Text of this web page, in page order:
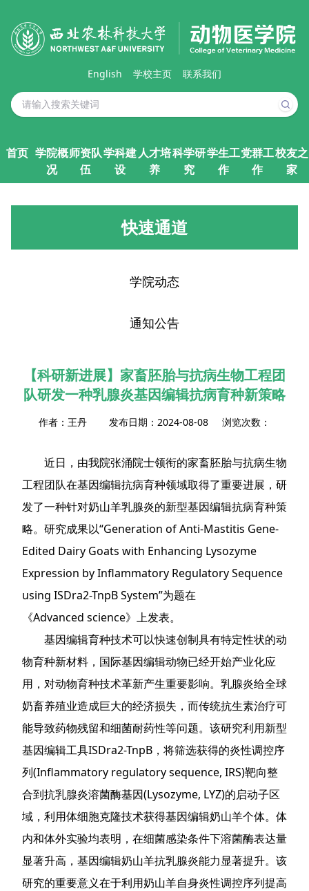
English 学校主页 联系我们
首页 学院概
况
师资队
伍
学科建
设
人才培
养
科学研
究
学生工
作
党群工
作
校友之
家
快速通道
学院动态
通知公告
【科研新进展】家畜胚胎与抗病生物工程团
队研发一种乳腺炎基因编辑抗病育种新策略
作者：王丹 发布日期：2024-08-08 浏览次数：
近日，由我院张涌院士领衔的家畜胚胎与抗病生物
工程团队在基因编辑抗病育种领域取得了重要进展，研
发了一种针对奶山羊乳腺炎的新型基因编辑抗病育种策
略。研究成果以“Generation of Anti-Mastitis Gene-
Edited Dairy Goats with Enhancing Lysozyme
Expression by Inflammatory Regulatory Sequence
using ISDra2-TnpB System”为题在
《Advanced science》上发表。
基因编辑育种技术可以快速创制具有特定性状的动
物育种新材料，国际基因编辑动物已经开始产业化应
用，对动物育种技术革新产生重要影响。乳腺炎给全球
奶畜养殖业造成巨大的经济损失，而传统抗生素治疗可
能导致药物残留和细菌耐药性等问题。该研究利用新型
基因编辑工具ISDra2-TnpB，将筛选获得的炎性调控序
列(Inflammatory regulatory sequence, IRS)靶向整
合到抗乳腺炎溶菌酶基因(Lysozyme, LYZ)的启动子区
域，利用体细胞克隆技术获得基因编辑奶山羊个体。体
内和体外实验均表明，在细菌感染条件下溶菌酶表达量
显著升高，基因编辑奶山羊抗乳腺炎能力显著提升。该
研究的重要意义在于利用奶山羊自身炎性调控序列提高